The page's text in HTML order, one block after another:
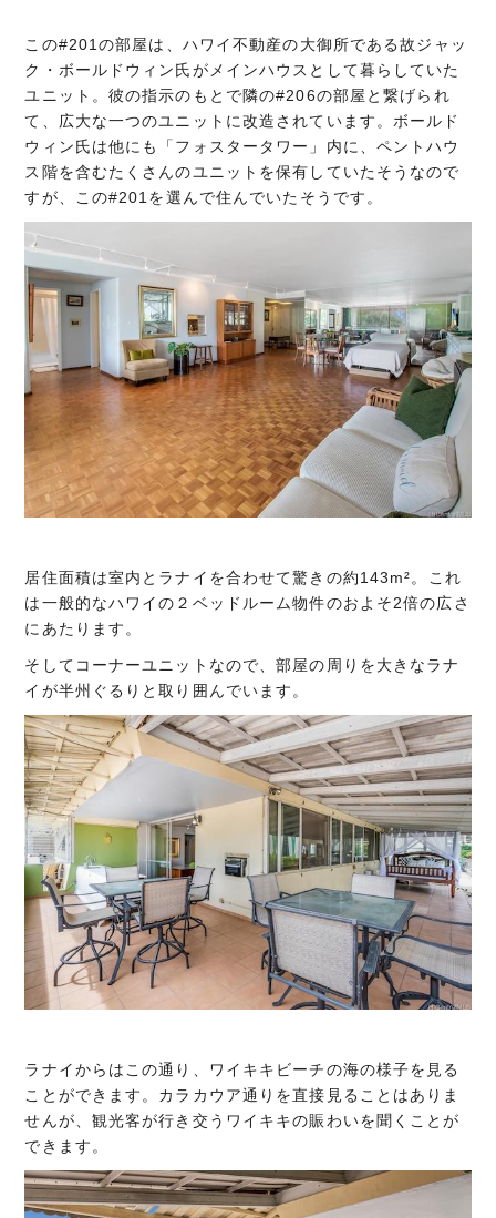
この#201の部屋は、ハワイ不動産の大御所である故ジャッ
ク・ボールドウィン氏がメインハウスとして暮らしていた
ユニット。彼の指示のもとで隣の#206の部屋と繋げられ
て、広大な一つのユニットに改造されています。ボールド
ウィン氏は他にも「フォスタータワー」内に、ペントハウ
ス階を含むたくさんのユニットを保有していたそうなので
すが、この#201を選んで住んでいたそうです。
居住面積は室内とラナイを合わせて驚きの約143m²。これ
は一般的なハワイの２ベッドルーム物件のおよそ2倍の広さ
にあたります。
そしてコーナーユニットなので、部屋の周りを大きなラナ
イが半州ぐるりと取り囲んでいます。
ラナイからはこの通り、ワイキキビーチの海の様子を見る
ことができます。カラカウア通りを直接見ることはありま
せんが、観光客が行き交うワイキキの賑わいを聞くことが
できます。